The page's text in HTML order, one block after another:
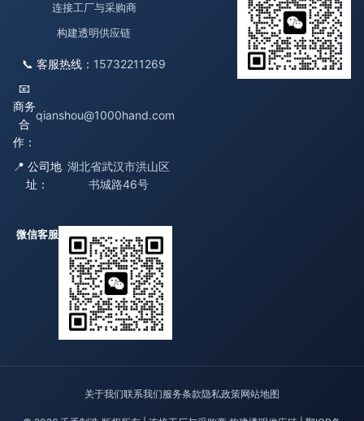
连接工厂与采购商
构建透明供应链
📞 客服热线： 15732211269
📧
商务
合
作：
qianshou@1000hand.com
📍 公司地
址：
湖北省武汉市洪山区
书城路46号
微信客服
关于我们联系我们服务条款隐私政策网站地图